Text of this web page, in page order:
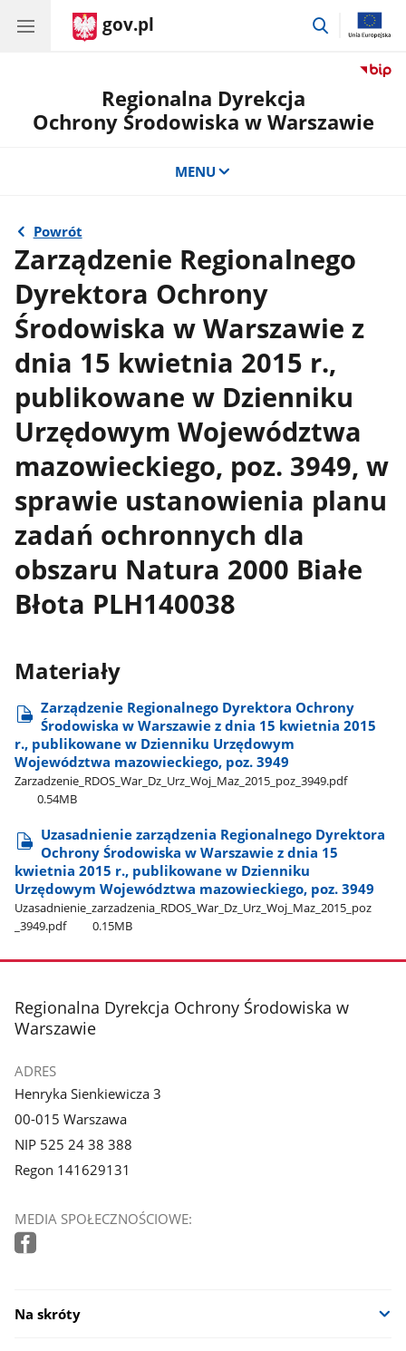
gov.pl
przejdź
Regionalna Dyrekcja
Ochrony Środowiska w Warszawie
MENU
Powrót
Zarządzenie Regionalnego
Dyrektora Ochrony
Środowiska w Warszawie z
dnia 15 kwietnia 2015 r.,
publikowane w Dzienniku
Urzędowym Województwa
mazowieckiego, poz. 3949, w
sprawie ustanowienia planu
zadań ochronnych dla
obszaru Natura 2000 Białe
Błota PLH140038
Materiały
Zarządzenie Regionalnego Dyrektora Ochrony
Środowiska w Warszawie z dnia 15 kwietnia 2015
r., publikowane w Dzienniku Urzędowym
Województwa mazowieckiego, poz. 3949
Zarzadzenie​_RDOS​_War​_Dz​_Urz​_Woj​_Maz​_2015​_poz​_3949.pdf
0.54MB
Uzasadnienie zarządzenia Regionalnego Dyrektora
Ochrony Środowiska w Warszawie z dnia 15
kwietnia 2015 r., publikowane w Dzienniku
Urzędowym Województwa mazowieckiego, poz. 3949
Uzasadnienie​_zarzadzenia​_RDOS​_War​_Dz​_Urz​_Woj​_Maz​_2015​_poz​
_3949.pdf
0.15MB
stopka
Regionalna Dyrekcja Ochrony Środowiska w
Warszawie
ADRES
Henryka Sienkiewicza 3
00-015 Warszawa
NIP 525 24 38 388
Regon 141629131
MEDIA SPOŁECZNOŚCIOWE:
Na skróty